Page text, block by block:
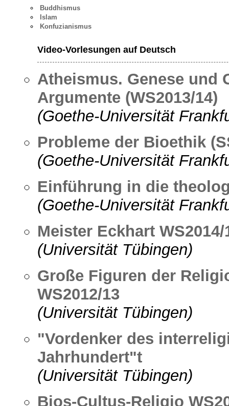
Buddhismus
Islam
Konfuzianismus
Video-Vorlesungen auf Deutsch
Atheismus. Genese
Argumente (WS2013/14)
(Goethe-Universität
Probleme der Bioethik
(Goethe-Universität
Einführung in die
(Goethe-Universität
Meister Eckhart WS2014/
(Universität Tübingen)
Große Figuren der
WS2012/13
(Universität Tübingen)
"Vordenker des
Jahrhundert"t
(Universität Tübingen)
Bios-Cultus-Religio